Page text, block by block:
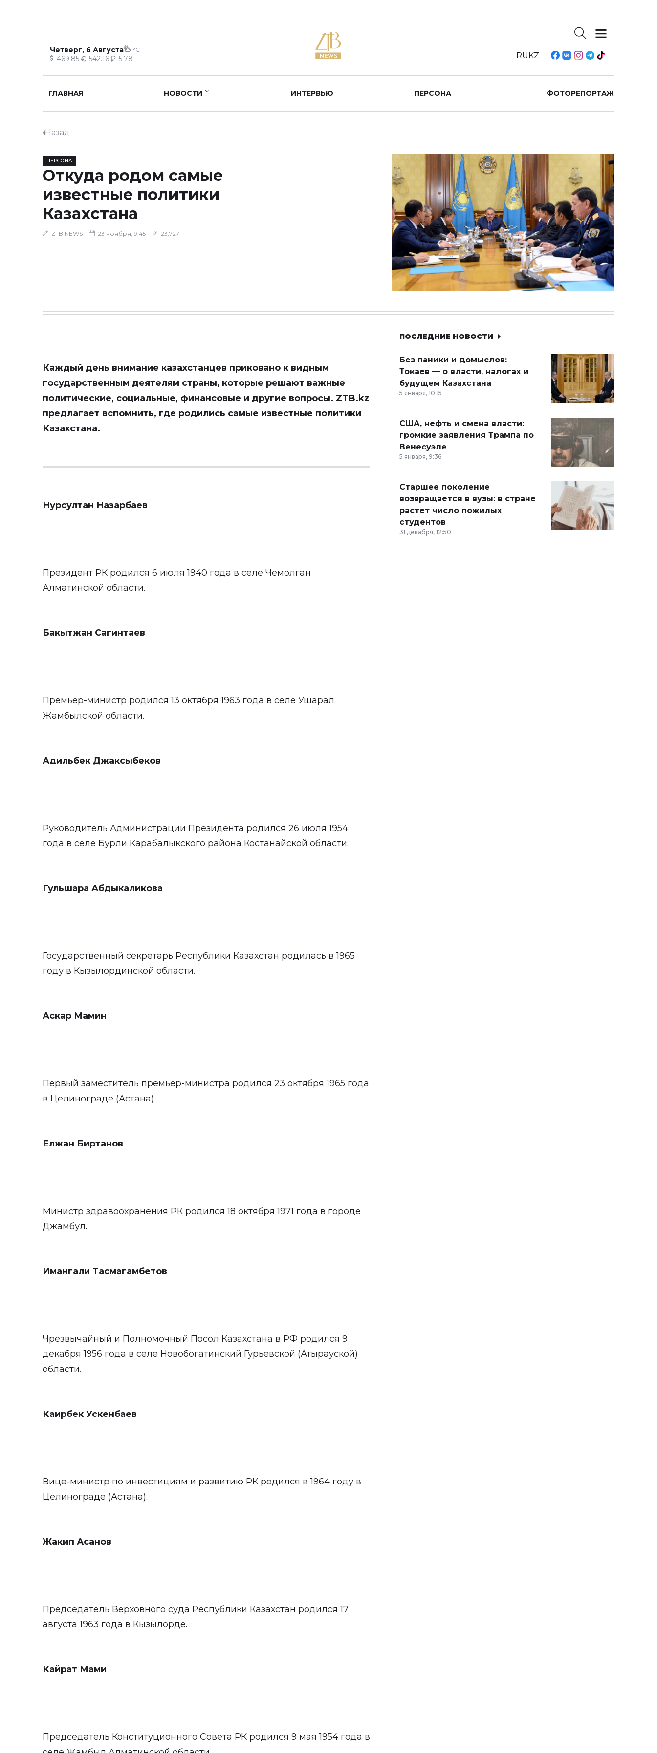
Четверг, 6 Августа °C
469.85 542.16 5.78 RUKZ
ГЛАВНАЯ НОВОСТИ ИНТЕРВЬЮ ПЕРСОНА ФОТОРЕПОРТАЖ
Назад
ПЕРСОНА
Откуда родом самые
известные политики
Казахстана
ZTB NEWS 23 ноября, 9:45 23,727
Каждый день внимание казахстанцев приковано к видным
государственным деятелям страны, которые решают важные
политические, социальные, финансовые и другие вопросы. ZTB.kz
предлагает вспомнить, где родились самые известные политики
Казахстана.
Нурсултан Назарбаев
Президент РК родился 6 июля 1940 года в селе Чемолган
Алматинской области.
Бакытжан Сагинтаев
Премьер-министр родился 13 октября 1963 года в селе Ушарал
Жамбылской области.
Адильбек Джаксыбеков
Руководитель Администрации Президента родился 26 июля 1954
года в селе Бурли Карабалыкского района Костанайской области.
Гульшара Абдыкаликова
Государственный секретарь Республики Казахстан родилась в 1965
году в Кызылординской области.
Аскар Мамин
Первый заместитель премьер-министра родился 23 октября 1965 года
в Целинограде (Астана).
Елжан Биртанов
Министр здравоохранения РК родился 18 октября 1971 года в городе
Джамбул.
Имангали Тасмагамбетов
Чрезвычайный и Полномочный Посол Казахстана в РФ родился 9
декабря 1956 года в селе Новобогатинский Гурьевской (Атырауской)
области.
Каирбек Ускенбаев
Вице-министр по инвестициям и развитию РК родился в 1964 году в
Целинограде (Астана).
Жакип Асанов
Председатель Верховного суда Республики Казахстан родился 17
августа 1963 года в Кызылорде.
Кайрат Мами
Председатель Конституционного Совета РК родился 9 мая 1954 года в
ПОСЛЕДНИЕ НОВОСТИ
Без паники и домыслов:
Токаев — о власти, налогах и
будущем Казахстана
5 января, 10:15
США, нефть и смена власти:
громкие заявления Трампа по
Венесуэле
5 января, 9:36
Старшее поколение
возвращается в вузы: в стране
растет число пожилых
студентов
31 декабря, 12:50